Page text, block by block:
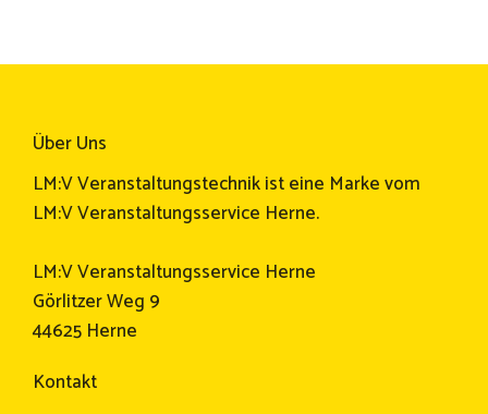
Über Uns
LM:V Veranstaltungstechnik ist eine Marke vom
LM:V Veranstaltungsservice Herne.
LM:V Veranstaltungsservice Herne
Görlitzer Weg 9
44625 Herne
Kontakt